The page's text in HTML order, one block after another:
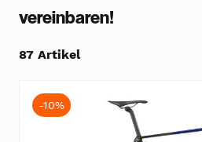
vereinbaren!
87 Artikel
-10%